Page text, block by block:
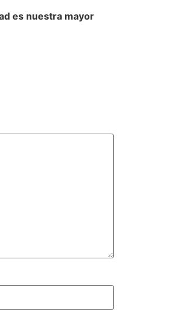
es nuestra mayor